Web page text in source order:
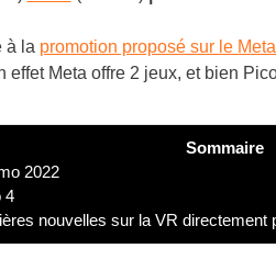
à la promotion proposé sur le
effet Meta offre 2 jeux, et bien
Sommaire
2022
4
nouvelles sur la VR directement